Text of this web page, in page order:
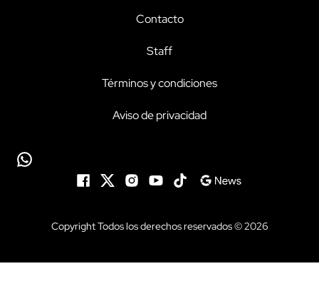
Contacto
Staff
Términos y condiciones
Aviso de privacidad
Copyright Todos los derechos reservados © 2026